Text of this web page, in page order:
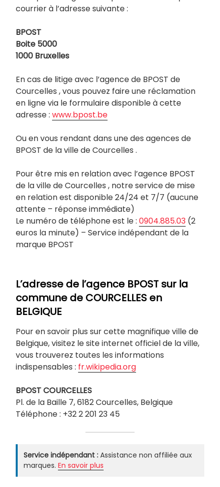
courrier à l’adresse suivante :
BPOST
Boite 5000
1000 Bruxelles
En cas de litige avec l’agence de BPOST de
Courcelles , vous pouvez faire une réclamation
en ligne via le formulaire disponible à cette
adresse : www.bpost.be
Ou en vous rendant dans une des agences de
BPOST de la ville de Courcelles .
Pour être mis en relation avec l’agence BPOST
de la ville de Courcelles , notre service de mise
en relation est disponible 24/24 et 7/7 (aucune
attente – réponse immédiate)
Le numéro de téléphone est le : 0904.885.03 (2
euros la minute) – Service indépendant de la
marque BPOST
L’adresse de l’agence BPOST sur la
commune de COURCELLES en
BELGIQUE
Pour en savoir plus sur cette magnifique ville de
Belgique, visitez le site internet officiel de la ville,
vous trouverez toutes les informations
indispensables : fr.wikipedia.org
BPOSTCOURCELLES
Pl. de la Baille 7, 6182 Courcelles, Belgique
Téléphone : +32 2 201 23 45
Service indépendant : Assistance non affiliée aux
marques. En savoir plus